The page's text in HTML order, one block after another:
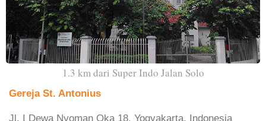
1.3 km dari Super Indo Jalan Solo
Gereja St. Antonius
Jl. I Dewa Nyoman Oka 18, Yogyakarta, Indonesia